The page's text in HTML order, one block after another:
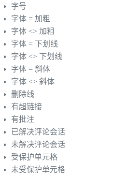
字号
字体 = 加粗
字体 <> 加粗
字体 = 下划线
字体 <> 下划线
字体 = 斜体
字体 <> 斜体
删除线
有超链接
有批注
已解决评论会话
未解决评论会话
受保护单元格
未受保护单元格